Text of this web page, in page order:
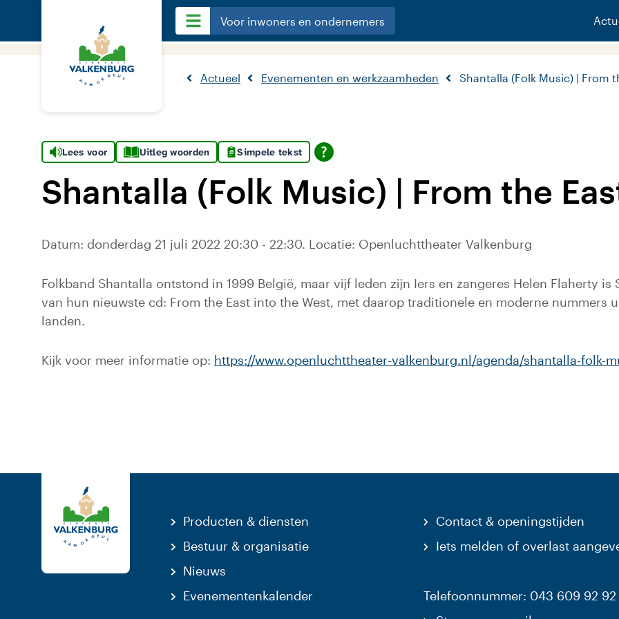
Voor inwoners en ondernemers
Actueel Evenementen en werkzaamheden Shantalla (Folk Music) | From
Lees voor Uitleg woorden Simpele tekst
Shantalla (Folk Music) | From the
Datum: donderdag 21 juli 2022 20:30 - 22:30. Locatie: Openluchttheater Valkenburg
Folkband Shantalla ontstond in 1999 België, maar vijf leden zijn Iers en zangeres Helen Flaherty
van hun nieuwste cd: From the East into the West, met daarop traditionele en moderne nummers
landen.
Kijk voor meer informatie op: https://www.openluchttheater-valkenburg.nl/agenda/shantalla-folk-
Producten & diensten
Bestuur & organisatie
Nieuws
Evenementenkalender
Contact & openingstijden
Iets melden of overlast
Telefoonnummer: 043 609 92 92